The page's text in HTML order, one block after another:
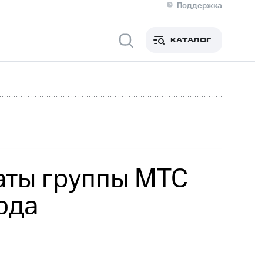
Поддержка
Медиа-центр
Пригласить спикера
и аудитРынок акций
КАТАЛОГ
группы МТС